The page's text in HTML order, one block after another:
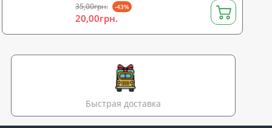
35,00грн. -43%
20,00грн.
Быстрая доставка